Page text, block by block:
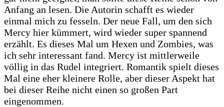
Anfang an lesen. Die Autorin schafft es wieder
einmal mich zu fesseln. Der neue Fall, um den sich
Mercy hier kümmert, wird wieder super spannend
erzählt. Es dieses Mal um Hexen und Zombies, was
ich sehr interessant fand. Mercy ist mittlerweile
völlig in das Rudel integriert. Romantik spielt dieses
Mal eine eher kleinere Rolle, aber dieser Aspekt hat
bei dieser Reihe nicht einen so großen Part
eingenommen.